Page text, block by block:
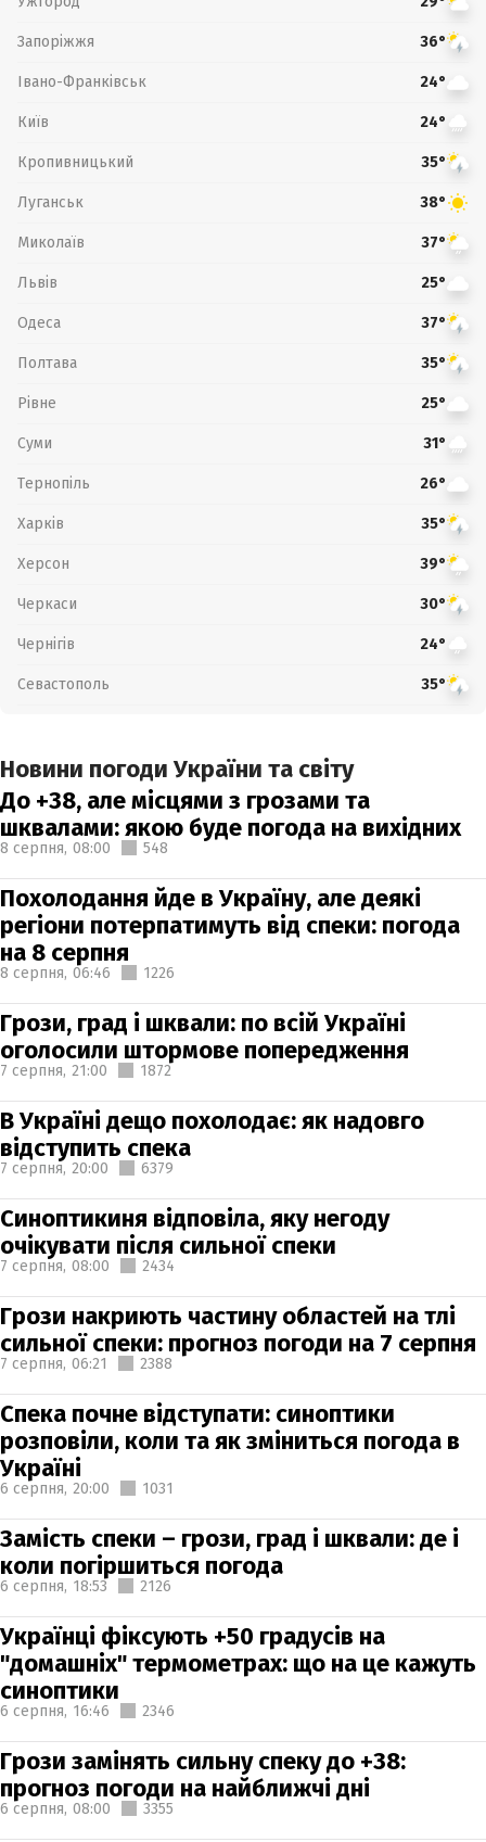
Запоріжжя 36°
Івано-Франківськ 24°
Київ 24°
Кропивницький 35°
Луганськ 38°
Миколаїв 37°
Львів 25°
Одеса 37°
Полтава 35°
Рівне 25°
Суми 31°
Тернопіль 26°
Харків 35°
Херсон 39°
Черкаси 30°
Чернігів 24°
Севастополь 35°
Новини погоди України та світу
До +38, але місцями з грозами та
шквалами: якою буде погода на вихідних
8 серпня, 08:00 548
Похолодання йде в Україну, але деякі
регіони потерпатимуть від спеки: погода
на 8 серпня
8 серпня, 06:46 1226
Грози, град і шквали: по всій Україні
оголосили штормове попередження
7 серпня, 21:00 1872
В Україні дещо похолодає: як надовго
відступить спека
7 серпня, 20:00 6379
Синоптикиня відповіла, яку негоду
очікувати після сильної спеки
7 серпня, 08:00 2434
Грози накриють частину областей на тлі
сильної спеки: прогноз погоди на 7 серпня
7 серпня, 06:21 2388
Спека почне відступати: синоптики
розповіли, коли та як зміниться погода в
Україні
6 серпня, 20:00 1031
Замість спеки – грози, град і шквали: де і
коли погіршиться погода
6 серпня, 18:53 2126
Українці фіксують +50 градусів на
"домашніх" термометрах: що на це кажуть
синоптики
6 серпня, 16:46 2346
Грози замінять сильну спеку до +38:
прогноз погоди на найближчі дні
6 серпня, 08:00 3355